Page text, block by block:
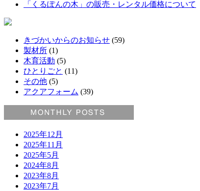
「くるぽんの木」の販売・レンタル価格について
きづかいからのお知らせ (59)
製材所 (1)
木育活動 (5)
ひとりごと (11)
その他 (5)
アクアフォーム (39)
2025年12月
2025年11月
2025年5月
2024年8月
2023年8月
2023年7月